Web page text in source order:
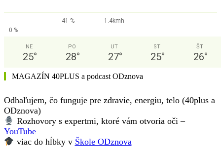
41 %
1.4kmh
0 %
NE
25°
PO
28°
UT
27°
ST
25°
ŠT
26°
MAGAZÍN 40PLUS a podcast ODznova
Odhaľujem, čo funguje pre zdravie, energiu, telo (40plus a
ODznova)
Rozhovory s expertmi, ktoré vám otvoria oči –
YouTube
viac do hĺbky v Škole ODznova